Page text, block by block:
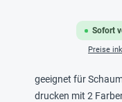
Sofort
Preise
geeignet für
drucken mit 2